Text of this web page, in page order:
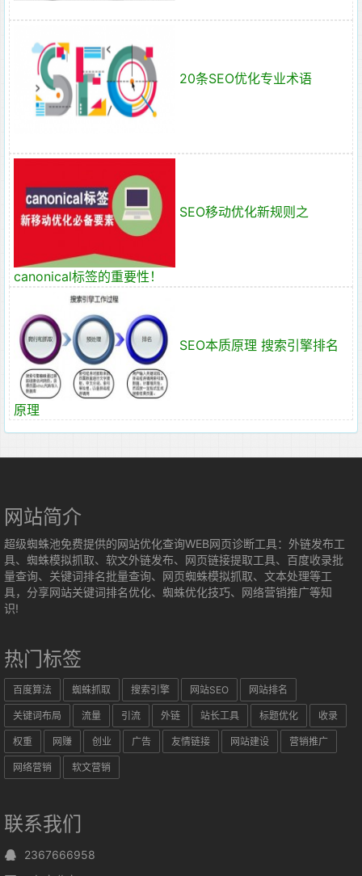
20条SEO优化专业术语
SEO移动优化新规则之
canonical标签的重要性！
SEO本质原理 搜索引擎排名
原理
网站简介
超级蜘蛛池免费提供的网站优化查询WEB网页诊断工具：外链发布工
具、蜘蛛模拟抓取、软文外链发布、网页链接提取工具、百度收录批
量查询、关键词排名批量查询、网页蜘蛛模拟抓取、文本处理等工
具，分享网站关键词排名优化、蜘蛛优化技巧、网络营销推广等知
识!
热门标签
百度算法 蜘蛛抓取 搜索引擎 网站SEO 网站排名
关键词布局 流量 引流 外链 站长工具 标题优化 收录
权重 网赚 创业 广告 友情链接 网站建设 营销推广
网络营销 软文营销
联系我们
2367666958